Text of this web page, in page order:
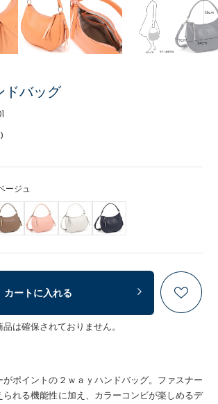
ドバッグ
ージュ
カートに入れる
は確保されておりません。
がポイントの２ｗａｙハンドバッグ。ファスナー
られる機能性に加え、カラーコンビが楽しめるデ